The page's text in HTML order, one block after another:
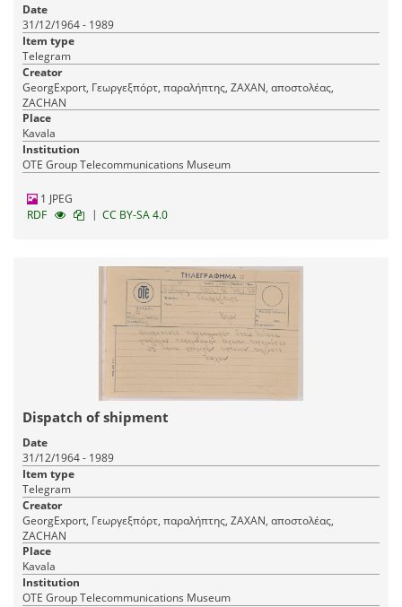
Date
31/12/1964 - 1989
Item type
Telegram
Creator
GeorgExport, Γεωργεξπόρτ, παραλήπτης, ΖΑΧΑΝ, αποστολέας,
ZACHAN
Place
Kavala
Institution
OTE Group Telecommunications Museum
1 JPEG
RDF
| CC BY-SA 4.0
Dispatch of shipment
Date
31/12/1964 - 1989
Item type
Telegram
Creator
GeorgExport, Γεωργεξπόρτ, παραλήπτης, ΖΑΧΑΝ, αποστολέας,
ZACHAN
Place
Kavala
Institution
OTE Group Telecommunications Museum